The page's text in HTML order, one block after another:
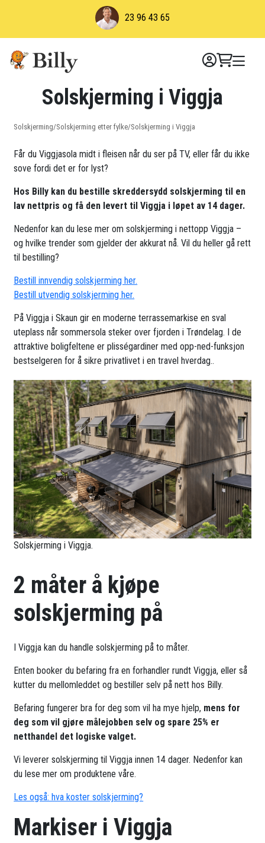
23 96 43 65
Solskjerming i Viggja
Solskjerming/Solskjerming etter fylke/Solskjerming i Viggja
Får du Viggjasola midt i fleisen når du ser på TV, eller får du ikke
sove fordi det er for lyst?
Hos Billy kan du bestille skreddersydd solskjerming til en
lav nettpris og få den levert til Viggja i løpet av 14 dager.
Nedenfor kan du lese mer om solskjerming i nettopp Viggja –
og hvilke trender som gjelder der akkurat nå. Vil du heller gå rett
til bestilling?
Bestill innvendig solskjerming her.
Bestill utvendig solskjerming her.
På Viggja i Skaun gir en moderne terrassemarkise en sval
uteplass når sommersola steker over fjorden i Trøndelag. I de
attraktive boligfeltene er plisségardiner med opp-ned-funksjon
bestselgeren for å sikre privatlivet i en travel hverdag..
Solskjerming i Viggja.
2 måter å kjøpe
solskjerming på
I Viggja kan du handle solskjerming på to måter.
Enten booker du befaring fra en forhandler rundt Viggja, eller så
kutter du mellomleddet og bestiller selv på nett hos Billy.
Befaring fungerer bra for deg som vil ha mye hjelp, mens for
deg som vil gjøre målejobben selv og spare 25% er
netthandel det logiske valget.
Vi leverer solskjerming til Viggja innen 14 dager. Nedenfor kan
du lese mer om produktene våre.
Les også: hva koster solskjerming?
Markiser i Viggja